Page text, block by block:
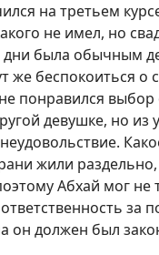
на третьем
не имел, но
дни была обычным
же беспокоиться о
понравился выбор
девушке, но из
жили
Абхай мог не
за
он должен был